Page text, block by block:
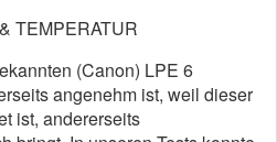
TEMPERATUR
(Canon) LPE 6
angenehm ist, weil dieser
ist, andererseits